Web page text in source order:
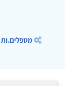
מטפלים.ות